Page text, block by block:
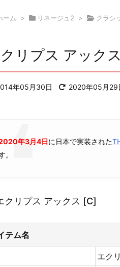
ーム > リネージュ2 > クラシ
リプス アック
年05月30日 2020年05月29
年3月4日に日本で実装された
。
クリプス アックス [C]
テム名
エク